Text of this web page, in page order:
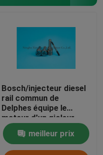
Bosch/injecteur diesel
rail commun de
Delphes équipe le
moteur d'un gicleur
assorti JMC4JB1
meilleur prix